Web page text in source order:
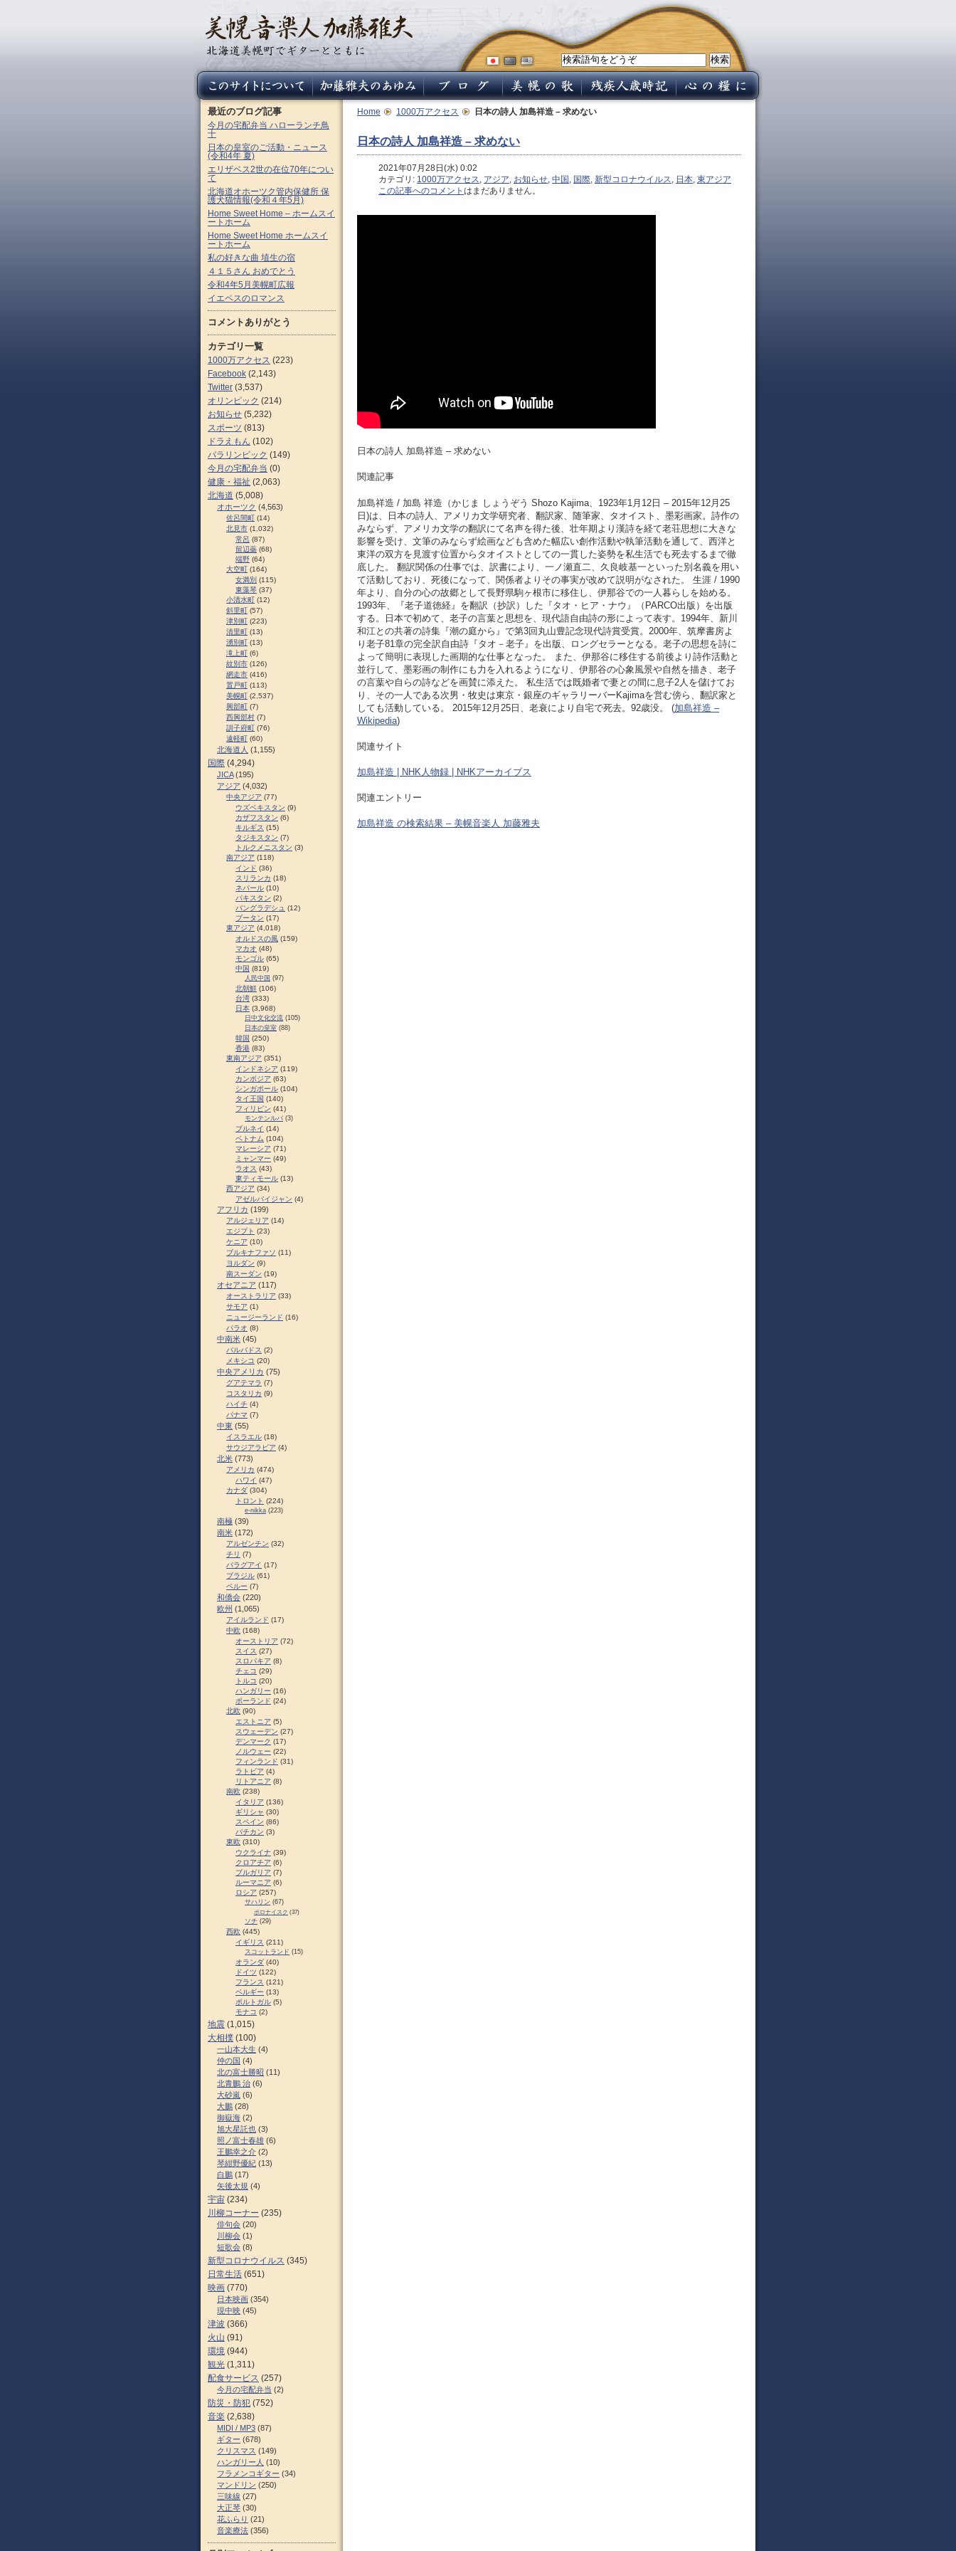
Home 1000万アクセス 日本の詩人 加島祥造 – 求めない
日本の詩人 加島祥造 – 求めない
2021年07月28日(水) 0:02
カテゴリ: 1000万アクセス, アジア, お知らせ, 中国 , 国際, 新型コロナウイルス, 日本, 東アジア
この記事へのコメント はまだありません。
日本の詩人 加島祥造 – 求めない
関連記事
加島祥造 / 加島 祥造（かじま しょうぞう Shozo Kajima、1923年1月12日 – 2015年12月25
日)は、日本の詩人、アメリカ文学研究者、翻訳家、随筆家、タオイスト、墨彩画家。詩作の
みならず、アメリカ文学の翻訳にて名声を得た後、壮年期より漢詩を経て老荘思想に大きな
影響を受け、文筆のみならず絵画なども含めた幅広い創作活動や執筆活動を通して、西洋と
東洋の双方を見渡す位置からタオイストとしての一貫した姿勢を私生活でも死去するまで徹
底した。 翻訳関係の仕事では、訳書により、一ノ瀬直二、久良岐基一といった別名義を用い
て活動しており、死後になって、関係者よりその事実が改めて説明がなされた。 生涯 / 1990
年より、自分の心の故郷として長野県駒ヶ根市に移住し、伊那谷での一人暮らしを始める。
1993年、『老子道徳経』を翻訳（抄訳）した『タオ・ヒア・ナウ』（PARCO出版）を出版
する。日本で初めて、老子の言葉と思想を、現代語自由詩の形によって表す。1994年、新川
和江との共著の詩集『潮の庭から』で第3回丸山豊記念現代詩賞受賞。2000年、筑摩書房よ
り老子81章の完全訳自由詩『タオ－老子』を出版、ロングセラーとなる。老子の思想を詩に
よって簡明に表現した画期的な仕事となった。 また、伊那谷に移住する前後より詩作活動と
並行して、墨彩画の制作にも力を入れるようになり、伊那谷の心象風景や自然を描き、老子
の言葉や自らの詩などを画賛に添えた。 私生活では既婚者で妻との間に息子2人を儲けてお
り、その一人である次男・牧史は東京・銀座のギャラリーバーKajimaを営む傍ら、翻訳家と
しても活動している。 2015年12月25日、老衰により自宅で死去。92歳没。 (加島祥造 –
Wikipedia)
関連サイト
加島祥造 | NHK人物録 | NHKアーカイブス
関連エントリー
加島祥造 の検索結果 – 美幌音楽人 加藤雅夫
最近のブログ記事
今月の宅配弁当 ハローランチ鳥
十
日本の皇室のご活動・ニュース
(令和4年 夏)
エリザベス2世の在位70年につい
て
北海道オホーツク管内保健所 保
護犬猫情報(令和４年5月)
Home Sweet Home – ホームスイ
ートホーム
Home Sweet Home ホームスイ
ートホーム
私の好きな曲 埴生の宿
４１５さん おめでとう
令和4年5月美幌町広報
イエペスのロマンス
コメントありがとう
カテゴリ一覧
1000万アクセス (223)
Facebook (2,143)
Twitter (3,537)
オリンピック (214)
お知らせ (5,232)
スポーツ (813)
ドラえもん (102)
パラリンピック (149)
今月の宅配弁当 (0)
健康・福祉 (2,063)
北海道 (5,008)
オホーツク (4,563)
佐呂間町 (14)
北見市 (1,032)
常呂 (87)
留辺蘂 (68)
端野 (64)
大空町 (164)
女満別 (115)
東藻琴 (37)
小清水町 (12)
斜里町 (57)
津別町 (223)
清里町 (13)
湧別町 (13)
滝上町 (6)
紋別市 (126)
網走市 (416)
置戸町 (113)
美幌町 (2,537)
興部町 (7)
西興部村 (7)
訓子府町 (76)
遠軽町 (60)
北海道人 (1,155)
国際 (4,294)
JICA(195)
アジア (4,032)
中央アジア (77)
ウズベキスタン (9)
カザフスタン (6)
キルギス (15)
タジキスタン (7)
トルクメニスタン (3)
南アジア (118)
インド (36)
スリランカ (18)
ネパール (10)
パキスタン (2)
バングラデシュ (12)
ブータン (17)
東アジア (4,018)
オルドスの風 (159)
マカオ (48)
モンゴル (65)
中国 (819)
人民中国 (97)
北朝鮮 (106)
台湾 (333)
日本 (3,968)
日中文化交流 (105)
日本の皇室 (88)
韓国 (250)
香港 (83)
東南アジア (351)
インドネシア (119)
カンボジア (63)
シンガポール (104)
タイ王国 (140)
フィリピン (41)
モンテンルパ (3)
ブルネイ (14)
ベトナム (104)
マレーシア (71)
ミャンマー (49)
ラオス (43)
東ティモール (13)
西アジア (34)
アゼルバイジャン (4)
アフリカ (199)
アルジェリア (14)
エジプト (23)
ケニア (10)
ブルキナファソ (11)
ヨルダン (9)
南スーダン (19)
オセアニア (117)
オーストラリア (33)
サモア (1)
ニュージーランド (16)
パラオ (8)
中南米 (45)
バルバドス (2)
メキシコ (20)
中央アメリカ (75)
グアテマラ (7)
コスタリカ (9)
ハイチ (4)
パナマ (7)
中東 (55)
イスラエル (18)
サウジアラビア (4)
北米 (773)
アメリカ (474)
ハワイ (47)
カナダ (304)
トロント (224)
e-nikka (223)
南極 (39)
南米 (172)
アルゼンチン (32)
チリ (7)
パラグアイ (17)
ブラジル (61)
ペルー (7)
和僑会 (220)
欧州 (1,065)
アイルランド (17)
中欧 (168)
オーストリア (72)
スイス (27)
スロパキア (8)
チェコ (29)
トルコ (20)
ハンガリー (16)
ポーランド (24)
北欧 (90)
エストニア (5)
スウェーデン (27)
デンマーク (17)
ノルウェー (22)
フィンランド (31)
ラトビア (4)
リトアニア (8)
南欧 (238)
イタリア (136)
ギリシャ (30)
スペイン (86)
バチカン (3)
東欧 (310)
ウクライナ (39)
クロアチア (6)
ブルガリア (7)
ルーマニア (6)
ロシア (257)
サハリン (67)
ポロナイスク (37)
ソチ (29)
西欧 (445)
イギリス (211)
スコットランド (15)
オランダ (40)
ドイツ (122)
フランス (121)
ベルギー (13)
ポルトガル (5)
モナコ (2)
地震 (1,015)
大相撲 (100)
一山本大生 (4)
仲の国 (4)
北の富士勝昭 (11)
北青鵬 治 (6)
大砂嵐 (6)
大鵬 (28)
御嶽海 (2)
旭大星託也 (3)
照ノ富士春雄 (6)
王鵬幸之介 (2)
琴紺野優紀 (13)
白鵬 (17)
矢後太規 (4)
宇宙 (234)
川柳コーナー (235)
俳句会 (20)
川柳会 (1)
短歌会 (8)
新型コロナウイルス (345)
日常生活 (651)
映画 (770)
日本映画 (354)
現中映 (45)
津波 (366)
火山 (91)
環境 (944)
観光 (1,311)
配食サービス (257)
今月の宅配弁当 (2)
防災・防犯 (752)
音楽 (2,638)
MIDI / MP3 (87)
ギター (678)
クリスマス (149)
ハンガリー人 (10)
フラメンコギター (34)
マンドリン (250)
三味線 (27)
大正琴 (30)
花ふらり (21)
音楽療法 (356)